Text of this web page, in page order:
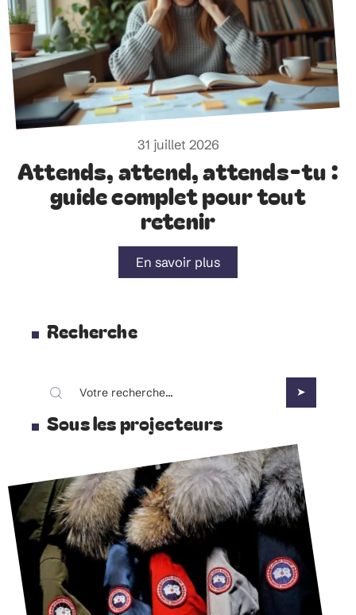
31 juillet 2026
Attends, attend, attends-tu :
guide complet pour tout
retenir
En savoir plus
Recherche
Sous les projecteurs